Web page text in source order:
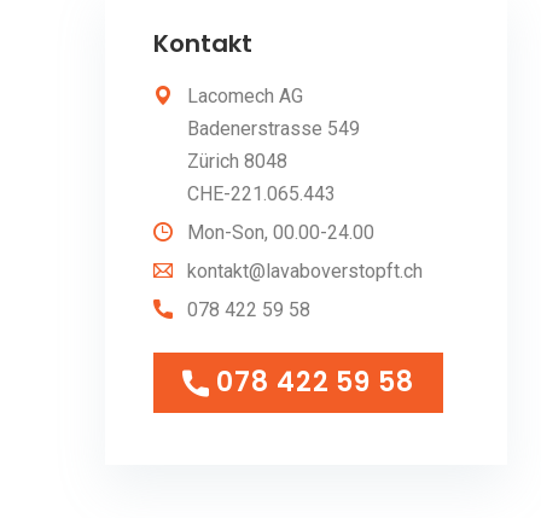
Kontakt
Lacomech AG
Badenerstrasse 549
Zürich 8048
CHE-221.065.443
Mon-Son, 00.00-24.00
kontakt@lavaboverstopft.ch
078 422 59 58
078 422 59 58
078 422 59 58